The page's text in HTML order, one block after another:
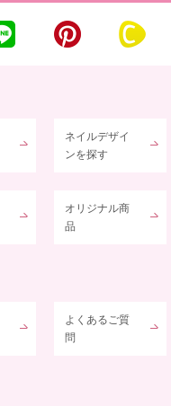
ネイルデザイ
ンを探す
オリジナル商
品
よくあるご質
問